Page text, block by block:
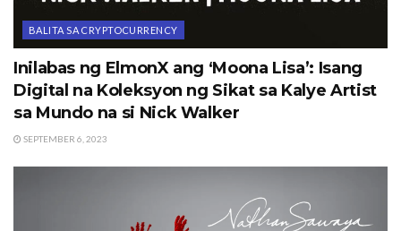
BALITA SA CRYPTOCURRENCY
Inilabas ng ElmonX ang ‘Moona Lisa’: Isang
Digital na Koleksyon ng Sikat sa Kalye Artist
sa Mundo na si Nick Walker
SEPTEMBER 6, 2023